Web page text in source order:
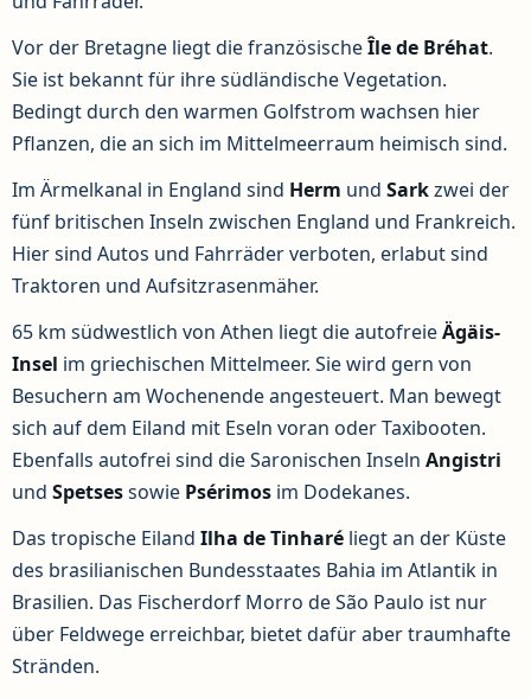
Vor der Bretagne liegt die französischeÎle de Bréhat.
Sie ist bekannt für ihre südländische Vegetation.
Bedingt durch den warmen Golfstrom wachsen hier
Pflanzen, die an sich im Mittelmeerraum heimisch sind.
Im Ärmelkanal in England sind Herm und Sarkzwei der
fünf britischen Inseln zwischen England und Frankreich.
Hier sind Autos und Fahrräder verboten, erlabut sind
Traktoren und Aufsitzrasenmäher.
65 km südwestlich von Athen liegt die autofreieÄgäis-
Insel im griechischen Mittelmeer. Sie wird gern von
Besuchern am Wochenende angesteuert. Man bewegt
sich auf dem Eiland mit Eseln voran oder Taxibooten.
Ebenfalls autofrei sind die Saronischen Inseln Angistri
und Spetsessowie Psérimos im Dodekanes.
Das tropische Eiland Ilha de Tinharé liegt an der Küste
des brasilianischen Bundesstaates Bahia im Atlantik in
Brasilien. Das Fischerdorf Morro de São Paulo ist nur
über Feldwege erreichbar, bietet dafür aber traumhafte
Stränden.